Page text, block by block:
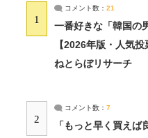
1
コメント数： 21
一番好きな「韓国の
【2026年版・人気
ねとらぼリサーチ
2
コメント数： 7
「もっと早く買え